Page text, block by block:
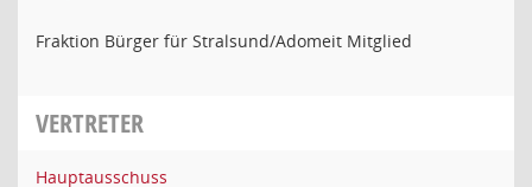
Fraktion Bürger für Stralsund/Adomeit Mitglied
VERTRETER
Hauptausschuss